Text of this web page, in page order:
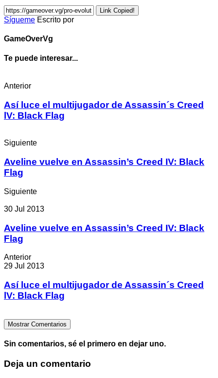
Link Copied!
Sígueme Escrito por
GameOverVg
Te puede interesar...
Anterior
Así luce el multijugador de Assassin´s Creed
lV: Black Flag
Siguiente
Aveline vuelve en Assassin’s Creed IV: Black
Flag
Siguiente
30 Jul 2013
Aveline vuelve en Assassin’s Creed IV: Black
Flag
Anterior
29 Jul 2013
Así luce el multijugador de Assassin´s Creed
lV: Black Flag
Mostrar Comentarios
Sin comentarios, sé el primero en dejar uno.
Deja un comentario